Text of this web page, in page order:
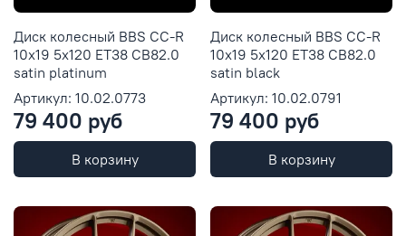
Диск колесный BBS CC-R
10x19 5x120 ET38 CB82.0
satin platinum
Артикул: 10.02.0773
79 400 руб
В корзину
Диск колесный BBS CC-R
10x19 5x120 ET38 CB82.0
satin black
Артикул: 10.02.0791
79 400 руб
В корзину